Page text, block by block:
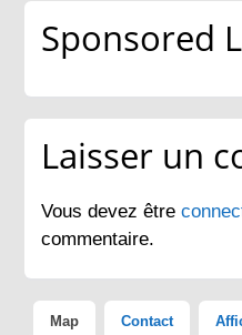
Sponsored
Laisser un
Vous devez être
commentaire.
Map Contact